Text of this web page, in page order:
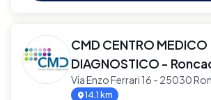
CMD CENTRO MEDICO
DIAGNOSTICO -
Via Enzo Ferrari 16 - 25030
14.1 km